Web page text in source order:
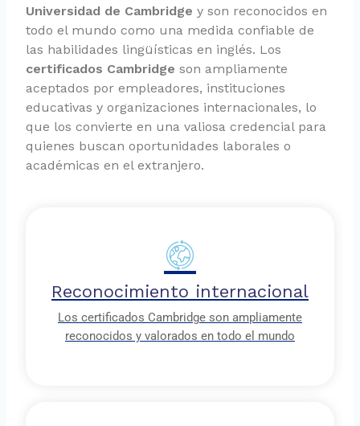
Reconocimiento internacional
Los certificados Cambridge son ampliamente
reconocidos y valorados en todo el mundo
Universidad de Cambridge y son reconocidos en
todo el mundo como una medida confiable de
las habilidades lingüísticas en inglés. Los
certificados Cambridge son ampliamente
aceptados por empleadores, instituciones
educativas y organizaciones internacionales, lo
que los convierte en una valiosa credencial para
quienes buscan oportunidades laborales o
académicas en el extranjero.